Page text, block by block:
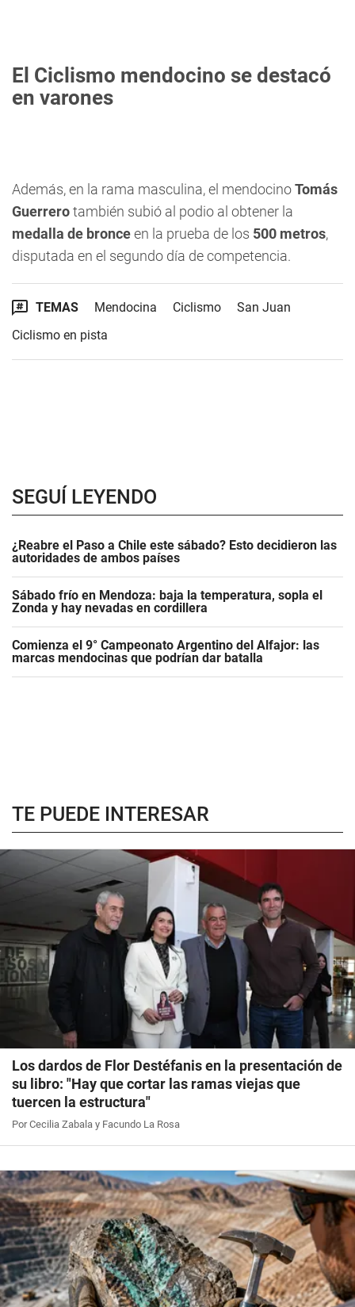
El Ciclismo mendocino se destacó
en varones
Además, en la rama masculina, el mendocinoTomás
Guerrerotambién subió al podio al obtener la
medalla de bronceen la prueba de los 500 metros,
disputada en el segundo día de competencia.
TEMAS Mendocina Ciclismo
San Juan
Ciclismo en pista
SEGUÍ LEYENDO
¿Reabre el Paso a Chile este sábado? Esto decidieron las
autoridades de ambos países
Sábado frío en Mendoza: baja la temperatura, sopla el
Zonda y hay nevadas en cordillera
Comienza el 9° Campeonato Argentino del Alfajor: las
marcas mendocinas que podrían dar batalla
TE PUEDE INTERESAR
Los dardos de Flor Destéfanis en la presentación de
su libro: "Hay que cortar las ramas viejas que
tuercen la estructura"
Por Cecilia Zabala y Facundo La Rosa